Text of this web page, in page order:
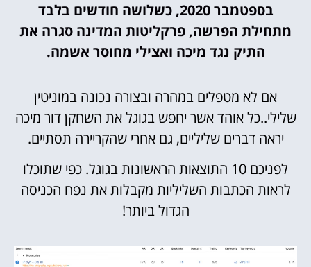
בספטמבר 2020, כשלושה חודשים בלבד
מתחילת הפרשה, פרקליטות המדינה סגרה את
התיק נגד מיכה ואצילי מחוסר אשמה.
אם לא מטפלים במהרה ובצורה נכונה במוניטין
שלילי..כל אוהד אשר יחפש בגוגל את השחקן דור מיכה
יראה דברים שליליים, גם אחרי שהקריירה תסתיים.
לפניכם 10 התוצאות הראשונות בגוגל. כפי שתוכלו
לראות הכתבות השליליות מקבלות את נפח הכניסה
הגדול ביותר!